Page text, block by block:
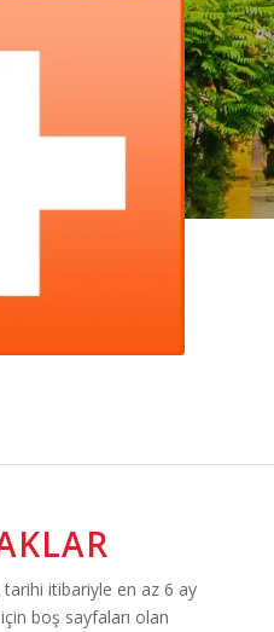
itibariyle en az 6 ay
boş sayfaları olan